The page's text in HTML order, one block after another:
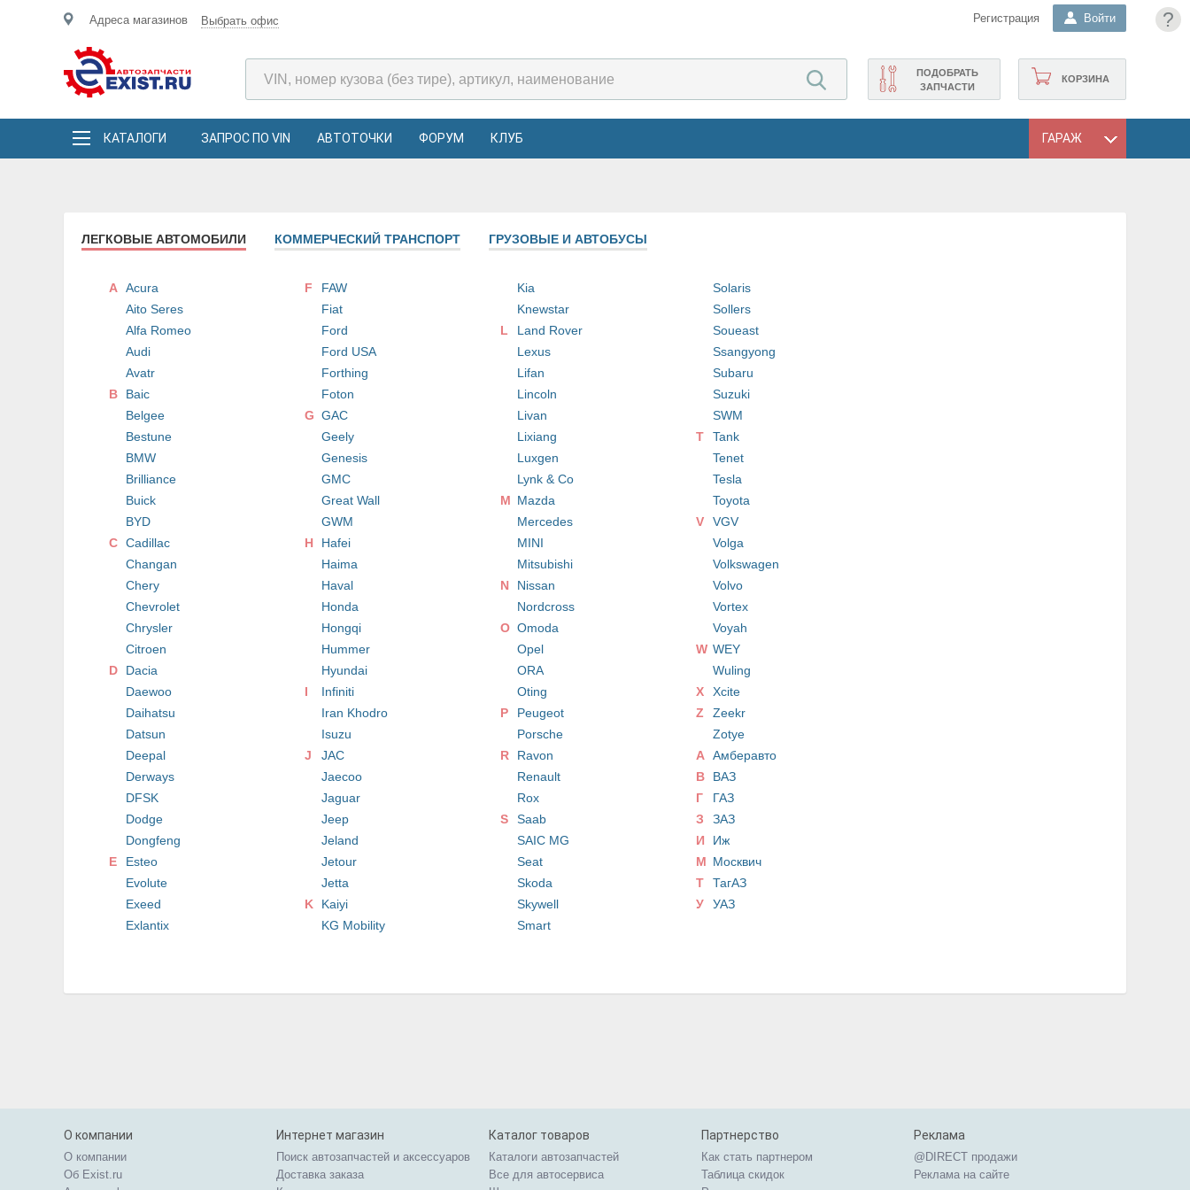
?
Адреса магазинов Выбрать офис Регистрация Войти
КОРЗИНА
ПОДОБРАТЬ
ЗАПЧАСТИ
КАТАЛОГИ ЗАПРОС ПО VIN АВТОТОЧКИ ФОРУМ КЛУБ ГАРАЖ
ЛЕГКОВЫЕ АВТОМОБИЛИ КОММЕРЧЕСКИЙ ТРАНСПОРТ ГРУЗОВЫЕ И АВТОБУСЫ
A Acura
Aito Seres
Alfa Romeo
Audi
Avatr
B
Baic
Belgee
Bestune
BMW
Brilliance
Buick
BYD
C Cadillac
Changan
Chery
Chevrolet
Chrysler
Citroen
D
Dacia
Daewoo
Daihatsu
Datsun
Deepal
Derways
DFSK
Dodge
Dongfeng
E
Esteo
Evolute
Exeed
Exlantix
F
FAW
Fiat
Ford
Ford USA
Forthing
Foton
G GAC
Geely
Genesis
GMC
Great Wall
GWM
H
Hafei
Haima
Haval
Honda
Hongqi
Hummer
Hyundai
I
Infiniti
Iran Khodro
Isuzu
J
JAC
Jaecoo
Jaguar
Jeep
Jeland
Jetour
Jetta
K
Kaiyi
KG Mobility
Kia
Knewstar
L
Land Rover
Lexus
Lifan
Lincoln
Livan
Lixiang
Luxgen
Lynk & Co
M Mazda
Mercedes
MINI
Mitsubishi
N
Nissan
Nordcross
O Omoda
Opel
ORA
Oting
P
Peugeot
Porsche
R
Ravon
Renault
Rox
S
Saab
SAIC MG
Seat
Skoda
Skywell
Smart
Solaris
Sollers
Soueast
Ssangyong
Subaru
Suzuki
SWM
T
Tank
Tenet
Tesla
Toyota
V
VGV
Volga
Volkswagen
Volvo
Vortex
Voyah
W WEY
Wuling
X
Xcite
Z
Zeekr
Zotye
А Амберавто
В
ВАЗ
Г
ГАЗ
З
ЗАЗ
И
Иж
М Москвич
Т
ТагАЗ
У
УАЗ
О компании
О компании
Об Exist.ru
Интернет магазин
Поиск автозапчастей и аксессуаров
Доставка заказа
Каталог товаров
Каталоги автозапчастей
Все для автосервиса
Партнерство
Как стать партнером
Таблица скидок
Реклама
@DIRECT продажи
Реклама на сайте